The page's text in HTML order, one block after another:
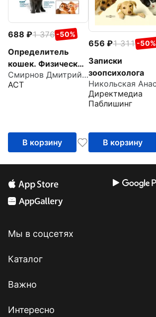
688 1 376 -50%
Определитель
кошек. Физические
характеристики и
особенности
Смирнов Дмитрий Сергеевич
АСТ
В корзину
656 1 311 -50%
Записки
зоопсихолога
Директмедиа
Паблишинг
В корзину
Мы в соцсетях
Каталог
Важно
Интересно